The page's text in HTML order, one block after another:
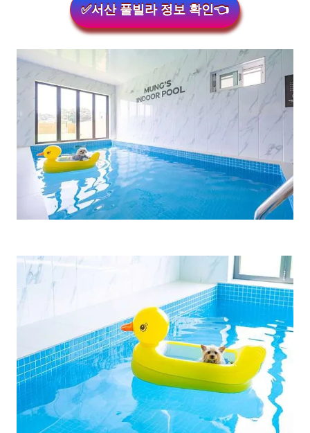
✅서산 풀빌라 정보 확인👈